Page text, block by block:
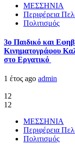
ΜΕΣΣΗΝΙΑ
Περιφέρεια
Πολιτισμός
3ο Παιδικό και
Κινηματογράφου
στο Εργατικό
1 έτος ago admin
12
12
ΜΕΣΣΗΝΙΑ
Περιφέρεια
Πολιτισμός